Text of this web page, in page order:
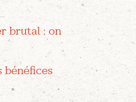
brutal : on
bénéfices